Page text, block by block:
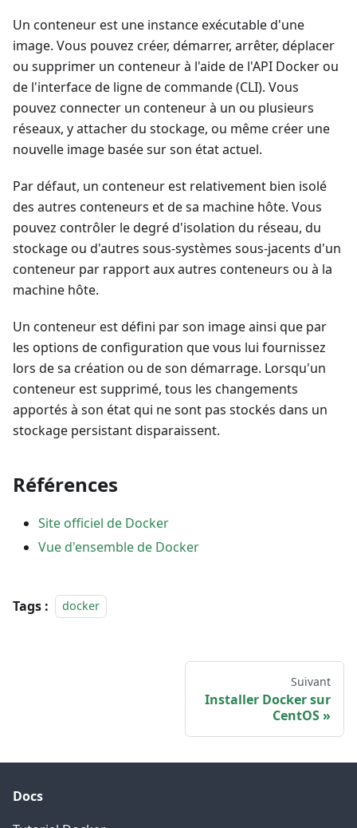
Un conteneur est une instance exécutable d'une
image. Vous pouvez créer, démarrer, arrêter, déplacer
ou supprimer un conteneur à l'aide de l'API Docker ou
de l'interface de ligne de commande (CLI). Vous
pouvez connecter un conteneur à un ou plusieurs
réseaux, y attacher du stockage, ou même créer une
nouvelle image basée sur son état actuel.
Par défaut, un conteneur est relativement bien isolé
des autres conteneurs et de sa machine hôte. Vous
pouvez contrôler le degré d'isolation du réseau, du
stockage ou d'autres sous-systèmes sous-jacents d'un
conteneur par rapport aux autres conteneurs ou à la
machine hôte.
Un conteneur est défini par son image ainsi que par
les options de configuration que vous lui fournissez
lors de sa création ou de son démarrage. Lorsqu'un
conteneur est supprimé, tous les changements
apportés à son état qui ne sont pas stockés dans un
stockage persistant disparaissent.
Références
Site officiel de Docker
Vue d'ensemble de Docker
Tags : docker
Suivant
Installer Docker sur
CentOS
Docs